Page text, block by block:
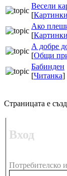
Весели
[Картинки
Ако
[Картинки
А добре
[Общи
Бабинден
[Читанка]
Страницата е
Вход
Потребителско